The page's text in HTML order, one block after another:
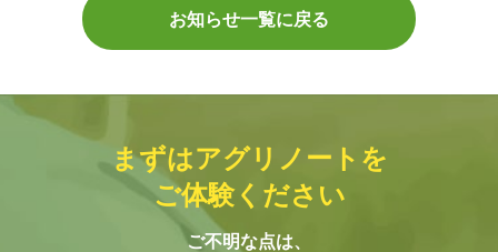
お知らせ一覧に戻る
まずはアグリノートを
ご体験ください
ご不明な点は、